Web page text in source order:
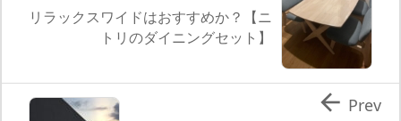
リラックスワイドはおすすめか？【ニ
トリのダイニングセット】
 Prev